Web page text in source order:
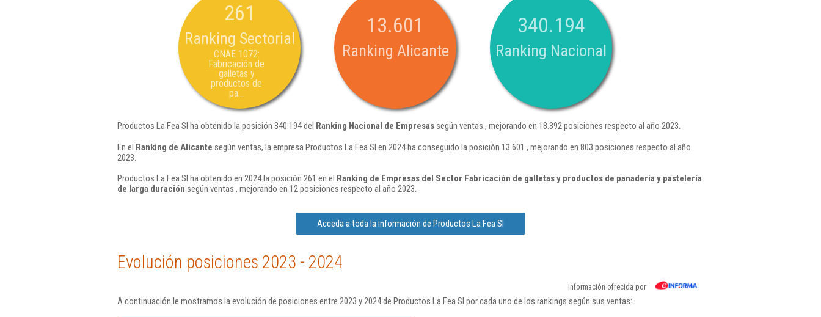
261
Ranking Sectorial
CNAE 1072:
Fabricación de
galletas y
productos de
pa...
13.601
Ranking Alicante
340.194
Ranking Nacional
Productos La Fea Sl ha obtenido la posición 340.194 del Ranking Nacional de Empresassegún ventas , mejorando en 18.392 posiciones respecto al año 2023.
En el Ranking de Alicante según ventas, la empresa Productos La Fea Sl en 2024 ha conseguido la posición 13.601 , mejorando en 803 posiciones respecto al año
2023.
Productos La Fea Sl ha obtenido en 2024 la posición 261 en el Ranking de Empresas del Sector Fabricación de galletas y productos de panadería y pastelería
de larga duración según ventas , mejorando en 12 posiciones respecto al año 2023.
Acceda a toda la información de Productos La Fea Sl
Evolución posiciones 2023 - 2024
Información ofrecida por
A continuación le mostramos la evolución de posiciones entre 2023 y 2024 de Productos La Fea Sl por cada uno de los rankings según sus ventas: